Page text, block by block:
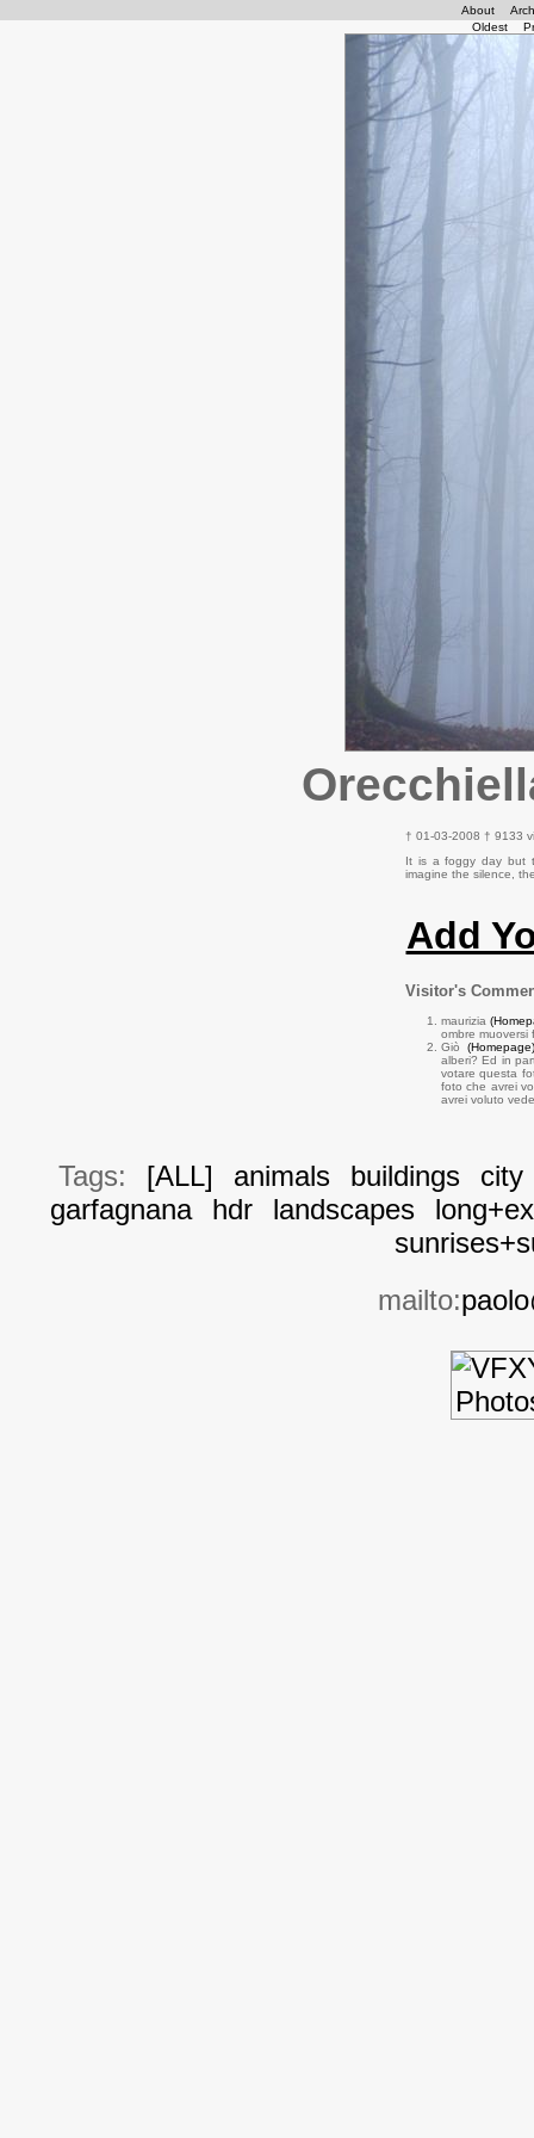
About
Oldest
† 01-03-2008 † 9133
It is a foggy day but
imagine the silence,
Add
Visitor's
maurizia
ombre muoversi
Giò
alberi? Ed in
votare questa
foto che avrei
avrei voluto
Tags: [ALL] animals buildings
city
garfagnana
hdr landscapes
mailto: